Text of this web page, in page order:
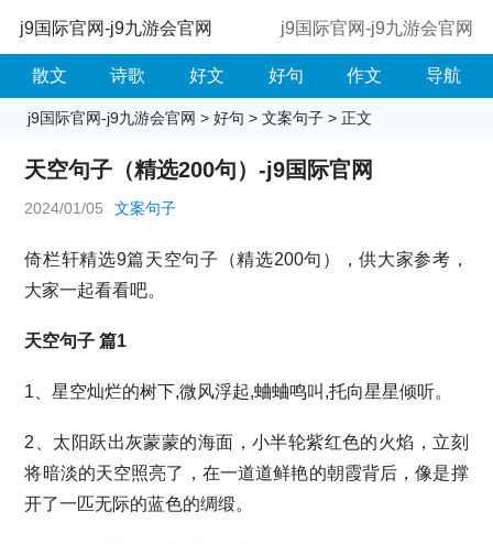
j9国际官网-j9九游会官网 j9国际官网-j9九游会官网
散文 诗歌 好文 好句 作文 导航
j9国际官网-j9九游会官网 > 好句 > 文案句子> 正文
天空句子（精选200句）-j9国际官网
2024/01/05 文案句子
倚栏轩精选9篇天空句子（精选200句），供大家参考，
大家一起看看吧。
天空句子 篇1
1、星空灿烂的树下,微风浮起,蛐蛐鸣叫,托向星星倾听。
2、太阳跃出灰蒙蒙的海面，小半轮紫红色的火焰，立刻
将暗淡的天空照亮了，在一道道鲜艳的朝霞背后，像是撑
开了一匹无际的蓝色的绸缎。